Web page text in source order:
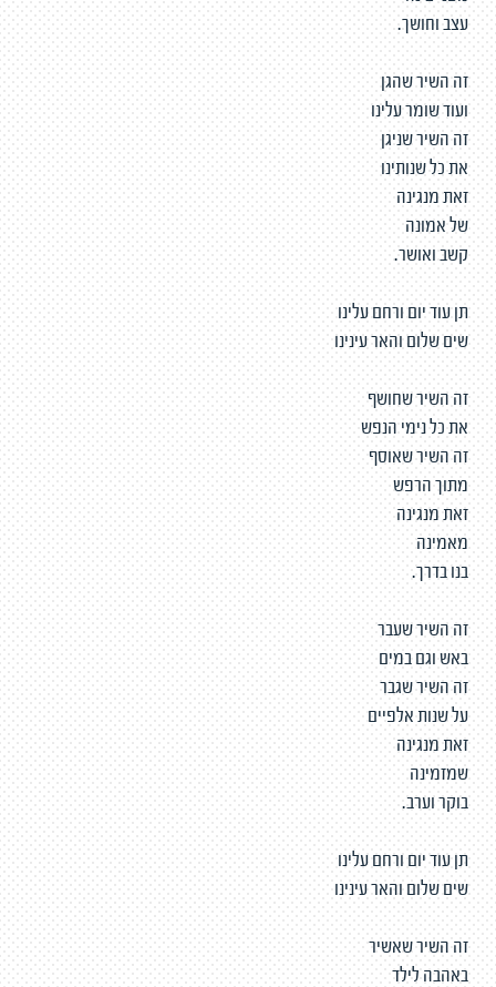
עצב וחושך.
זה השיר שהגן
ועוד שומר עלינו
זה השיר שניגן
את כל שנותינו
זאת מנגינה
של אמונה
קשב ואושר.
תן עוד יום ורחם עלינו
שים שלום והאר עינינו
זה השיר שחושף
את כל נימי הנפש
זה השיר שאוסף
מתוך הרפש
זאת מנגינה
מאמינה
בנו בדרך.
זה השיר שעבר
באש וגם במים
זה השיר שגבר
על שנות אלפיים
זאת מנגינה
שמזמינה
בוקר וערב.
תן עוד יום ורחם עלינו
שים שלום והאר עינינו
זה השיר שאשיר
באהבה לילד